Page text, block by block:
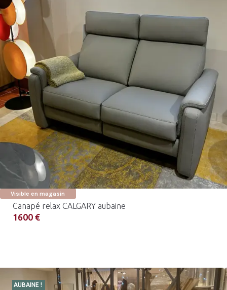
Visible en magasin
Canapé relax CALGARY aubaine
1600 €
AUBAINE !